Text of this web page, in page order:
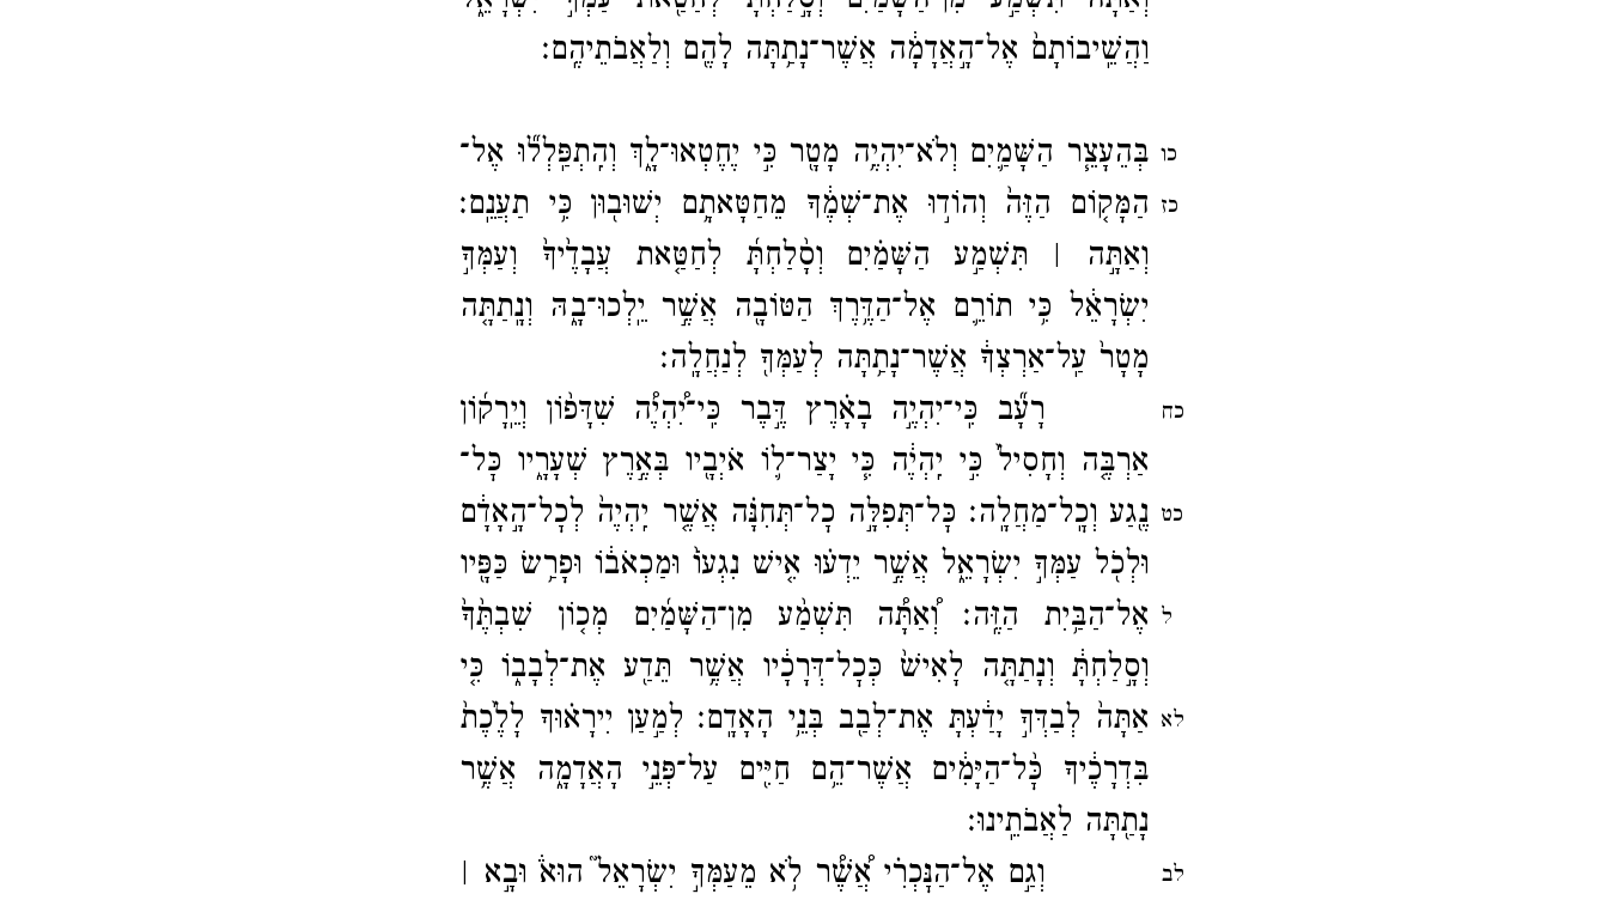
וַהֲשֵֽׁיבוֹתָם֙ אֶל־​הָ֣אֲדָמָ֔ה אֲשֶׁר־​נָתַ֥תָּה לָהֶ֖ם וְלַאֲבֹתֵיהֶֽם׃
כו בְּהֵעָצֵ֧ר הַשָּׁמַ֛יִם וְלֹא־​יִהְיֶ֥ה מָטָ֖ר כִּ֣י יֶחֶטְאוּ־​לָ֑ךְ וְהִֽתְפַּֽלְל֞וּ אֶל־​
הַמָּק֤וֹם הַזֶּה֙ וְהוֹד֣וּ אֶת־​שְׁמֶ֔ךָ מֵחַטָּאתָ֥ם יְשׁוּב֖וּן כִּ֥י תַעֲנֵֽם׃ כז
וְאַתָּ֣ה ׀ תִּשְׁמַ֣ע הַשָּׁמַ֗יִם וְסָ֨לַחְתָּ֜ לְחַטַּ֤את עֲבָדֶ֙יךָ֙ וְעַמְּךָ֣
יִשְׂרָאֵ֔ל כִּ֥י תוֹרֵ֛ם אֶל־​הַדֶּ֥רֶךְ הַטּוֹבָ֖ה אֲשֶׁ֣ר יֵֽלְכוּ־​בָ֑הּ וְנָֽתַתָּ֤ה
מָטָר֙ עַֽל־​אַרְצְךָ֔ אֲשֶׁר־​נָתַ֥תָּה לְעַמְּךָ֖ לְנַחֲלָֽה׃
כח
רָעָ֞ב כִּֽי־​יִהְיֶ֣ה בָאָ֗רֶץ דֶּ֣בֶר כִּֽי־​יִ֠הְיֶ֠ה שִׁדָּפ֨וֹן וְיֵֽרָק֜וֹן
אַרְבֶּ֤ה וְחָסִיל֙ כִּ֣י יִֽהְיֶ֔ה כִּ֧י יָצַר־​ל֛וֹ אֹיְבָ֖יו בְּאֶ֣רֶץ שְׁעָרָ֑יו כׇּל־​
נֶ֖גַע וְכׇֽל־​מַחֲלָֽה׃ כט
כׇּל־​תְּפִלָּ֣ה כׇל־​תְּחִנָּ֗ה אֲשֶׁ֤ר יִֽהְיֶה֙ לְכׇל־​הָ֣אָדָ֔ם
וּלְכֹ֖ל עַמְּךָ֣ יִשְׂרָאֵ֑ל אֲשֶׁ֣ר יֵדְע֗וּ אִ֤ישׁ נִגְעוֹ֙ וּמַכְאֹב֔וֹ וּפָרַ֥שׂ כַּפָּ֖יו
אֶל־​הַבַּ֥יִת הַזֶּֽה׃ ל
וְ֠אַתָּ֠ה תִּשְׁמַ֨ע מִן־​הַשָּׁמַ֜יִם מְכ֤וֹן שִׁבְתֶּ֙ךָ֙
וְסָ֣לַחְתָּ֔ וְנָתַתָּ֤ה לָאִישׁ֙ כְּכׇל־​דְּרָכָ֔יו אֲשֶׁ֥ר תֵּדַ֖ע אֶת־​לְבָב֑וֹ כִּ֤י
אַתָּה֙ לְבַדְּךָ֣ יָדַ֔עְתָּ אֶת־​לְבַ֖ב בְּנֵ֥י הָאָדָֽם׃ לא
לְמַ֣עַן יִירָא֗וּךָ לָלֶ֙כֶת֙
בִּדְרָכֶ֔יךָ כׇּ֨ל־​הַיָּמִ֔ים אֲשֶׁר־​הֵ֥ם חַיִּ֖ים עַל־​פְּנֵ֣י הָאֲדָמָ֑ה אֲשֶׁ֥ר
נָתַ֖תָּה לַאֲבֹתֵֽינוּ׃
לב
וְגַ֣ם אֶל־​הַנׇּכְרִ֗י אֲ֠שֶׁ֠ר לֹ֥א מֵעַמְּךָ֣ יִשְׂרָאֵל֮ הוּא֒ וּבָ֣א ׀